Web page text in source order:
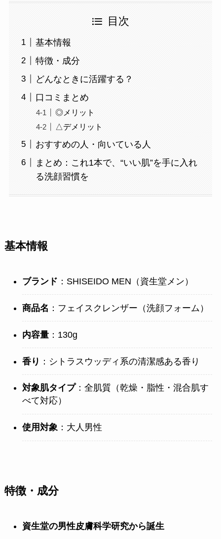
目次
基本情報
特徴・成分
どんなときに活躍する？
口コミまとめ
◎メリット
△デメリット
おすすめの人・向いている人
まとめ：これ1本で、“いい肌”を手に入れ
る洗顔習慣を
基本情報
ブランド ：SHISEIDO MEN（資生堂メン）
商品名 ：フェイスクレンザー（洗顔フォーム）
内容量：130g
香り ：シトラスウッディ系の清潔感ある香り
対象肌タイプ：全肌質（乾燥・脂性・混合肌す
べて対応）
使用対象：大人男性
特徴・成分
資生堂の男性皮膚科学研究から誕生